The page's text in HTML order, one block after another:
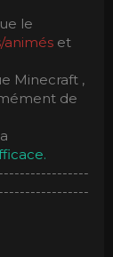
le
animés et
Minecraft ,
de